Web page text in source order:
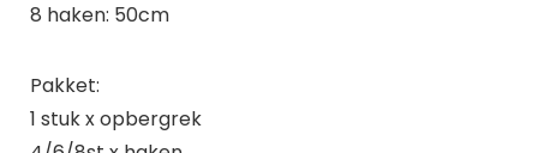
8 haken: 50cm
Pakket:
1 stuk x opbergrek